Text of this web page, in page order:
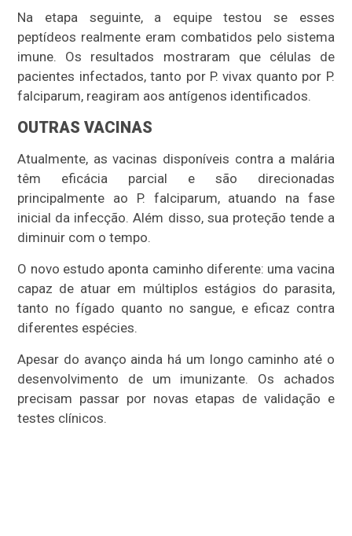
Na etapa seguinte, a equipe testou se esses
peptídeos realmente eram combatidos pelo sistema
imune. Os resultados mostraram que células de
pacientes infectados, tanto por P. vivax quanto por P.
falciparum, reagiram aos antígenos identificados.
OUTRAS VACINAS
Atualmente, as vacinas disponíveis contra a malária
têm eficácia parcial e são direcionadas
principalmente ao P. falciparum, atuando na fase
inicial da infecção. Além disso, sua proteção tende a
diminuir com o tempo.
O novo estudo aponta caminho diferente: uma vacina
capaz de atuar em múltiplos estágios do parasita,
tanto no fígado quanto no sangue, e eficaz contra
diferentes espécies.
Apesar do avanço ainda há um longo caminho até o
desenvolvimento de um imunizante. Os achados
precisam passar por novas etapas de validação e
testes clínicos.